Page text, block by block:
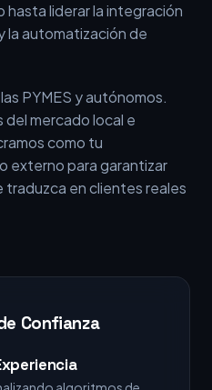
liderar la integración
la automatización de
PYMES y autónomos.
del mercado local e
como tu
para garantizar
en clientes reales
Confianza